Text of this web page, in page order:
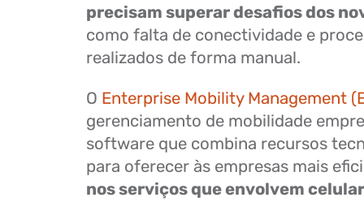
precisam superar desafios dos
como falta de conectividade e
realizados de forma manual.
O Enterprise Mobility Management
gerenciamento de mobilidade
software que combina recursos
para oferecer às empresas mais
nos serviços que envolvem